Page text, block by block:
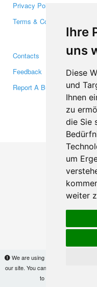
Ihre
uns
Diese
und
Ihnen
zu
die Sie
um
weiter
We are using cookies to provide
our site. You can find out more
to use the site without
Privacy Policy
Terms & Conditions
Contacts
Feedback
Report A Bug
Makis